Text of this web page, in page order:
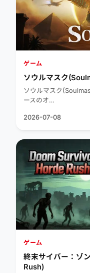
ゲーム
ソウルマスク
ソウルマスク
ースのオ…
2026-07-08
ゲーム
終末サイバー：ゾ
Rush)